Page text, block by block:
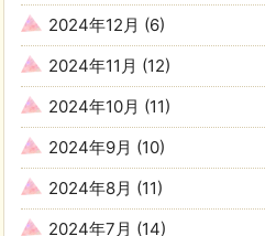
2024年12月 (6)
2024年11月 (12)
2024年10月 (11)
2024年9月 (10)
2024年8月 (11)
2024年7月 (14)